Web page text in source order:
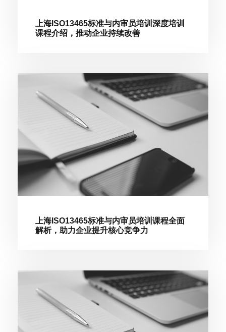
上海ISO13465标准与内审员培训深度培训
课程介绍，推动企业持续改善
上海ISO13465标准与内审员培训课程全面
解析，助力企业提升核心竞争力